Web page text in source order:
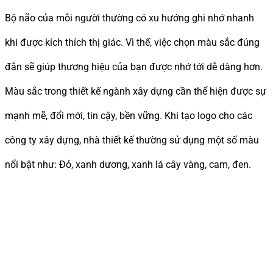
Bộ não của mỗi người thường có xu hướng ghi nhớ nhanh
khi được kích thích thị giác. Vì thế, việc chọn màu sắc đúng
đắn sẽ giúp thương hiệu của bạn được nhớ tới dễ dàng hơn.
Màu sắc trong thiết kế ngành xây dựng cần thể hiện được sự
mạnh mẽ, đổi mới, tin cậy, bền vững. Khi tạo logo cho các
công ty xây dựng, nhà thiết kế thường sử dụng một số màu
nổi bật như: Đỏ, xanh dương, xanh lá cây vàng, cam, đen.